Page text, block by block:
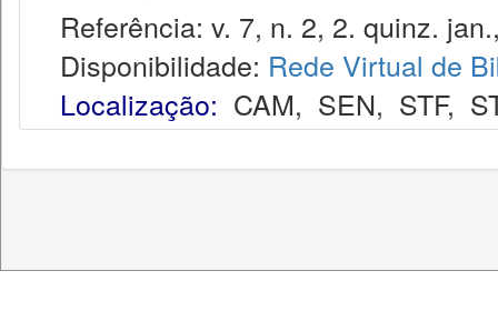
Referência: v. 7, n. 2, 2. quinz.
Disponibilidade: Rede Virtual de
Localização: CAM, SEN, STF,